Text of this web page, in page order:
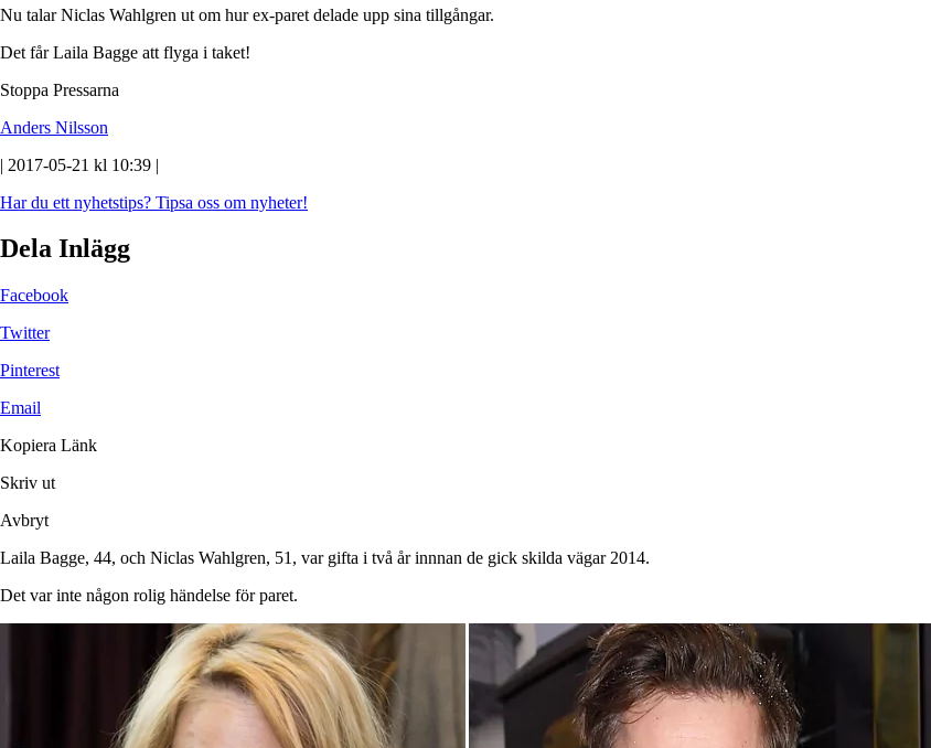
Nu talar Niclas Wahlgren ut om hur ex-paret delade upp sina tillgångar.
Det får Laila Bagge att flyga i taket!
Stoppa Pressarna
Anders Nilsson
| 2017-05-21 kl 10:39 |
Har du ett nyhetstips? Tipsa oss om nyheter!
Dela Inlägg
Facebook
Twitter
Pinterest
Email
Kopiera Länk
Skriv ut
Avbryt
Laila Bagge, 44, och Niclas Wahlgren, 51, var gifta i två år innnan de gick skilda vägar 2014.
Det var inte någon rolig händelse för paret.